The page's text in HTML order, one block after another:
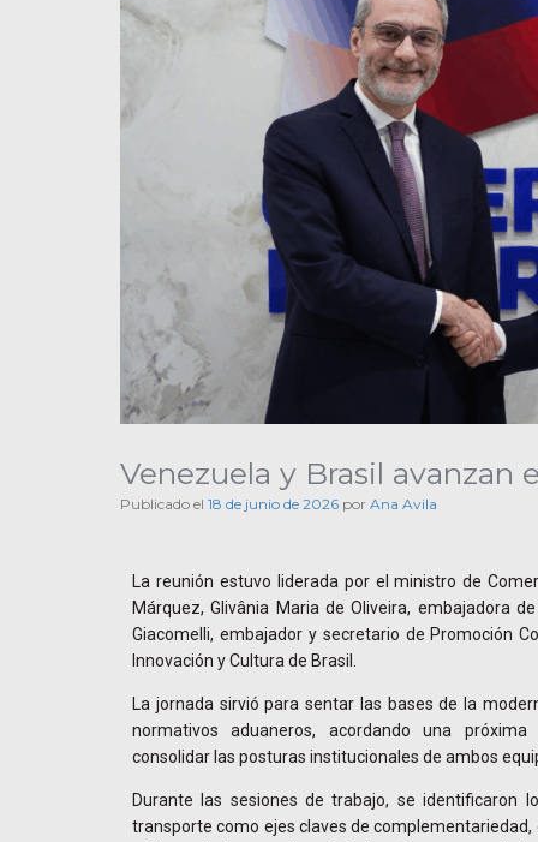
Venezuela y Brasil
Publicado el 18 de junio de 2026 por Ana Avila
La reunión estuvo liderada por el ministro de
Márquez, Glivânia Maria de Oliveira, embajadora
Giacomelli, embajador y secretario de Promoción
Innovación y Cultura de Brasil.
La jornada sirvió para sentar las bases de la
normativos aduaneros, acordando una
consolidar las posturas institucionales de ambos
Durante las sesiones de trabajo, se identificaron
transporte como ejes claves de